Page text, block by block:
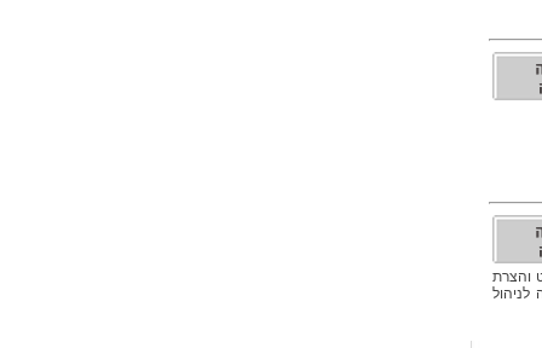
והצרת